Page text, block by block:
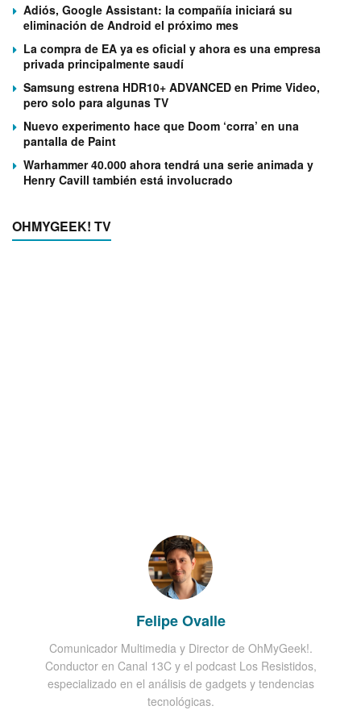
Adiós, Google Assistant: la compañía iniciará su
eliminación de Android el próximo mes
La compra de EA ya es oficial y ahora es una empresa
privada principalmente saudí
Samsung estrena HDR10+ ADVANCED en Prime Video,
pero solo para algunas TV
Nuevo experimento hace que Doom ‘corra’ en una
pantalla de Paint
Warhammer 40.000 ahora tendrá una serie animada y
Henry Cavill también está involucrado
OHMYGEEK! TV
Felipe Ovalle
Comunicador Multimedia y Director de OhMyGeek!.
Conductor en Canal 13C y el podcast Los Resistidos,
especializado en el análisis de gadgets y tendencias
tecnológicas.